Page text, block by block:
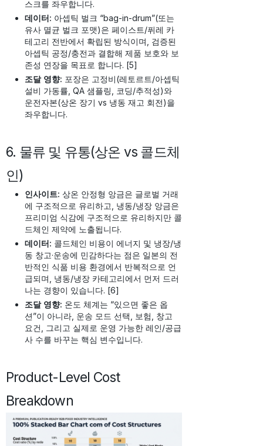
스크를 좌우합니다.
데이터: 아셉틱 벌크 “bag-in-drum”(또는
유사 멸균 벌크 포맷)은 페이스트/퓌레 카
테고리 전반에서 확립된 방식이며, 검증된
아셉틱 공정/충전과 결합해 제품 보호와 보
존성 연장을 목표로 합니다. [5]
조달 영향: 포장은 고정비(레토르트/아셉틱
설비 가동률, QA 샘플링, 코딩/추적성)와
운전자본(상온 장기 vs 냉동 재고 회전)을
좌우합니다.
6. 물류 및 유통(상온 vs 콜드체
인)
인사이트: 상온 안정형 앙금은 글로벌 거래
에 구조적으로 유리하고, 냉동/냉장 앙금은
프리미엄 식감에 구조적으로 유리하지만 콜
드체인 제약에 노출됩니다.
데이터: 콜드체인 비용이 에너지 및 냉장/냉
동 창고·운송에 민감하다는 점은 일본의 전
반적인 식품 비용 환경에서 반복적으로 언
급되며, 냉동/냉장 카테고리에서 먼저 드러
나는 경향이 있습니다. [6]
조달 영향: 온도 체계는 “있으면 좋은 옵
션”이 아니라, 운송 모드 선택, 보험, 창고
요건, 그리고 실제로 운영 가능한 레인/공급
사 수를 바꾸는 핵심 변수입니다.
Product-Level Cost
Breakdown